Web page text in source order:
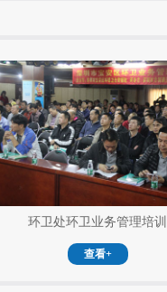
环卫处环卫业务管理培训
查看+